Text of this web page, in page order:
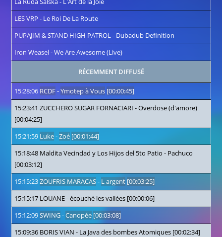
LES VRP - Le Roi De La Route
PUPAJIM & STAND HIGH PATROL- Dubadub Definition
Iron Weasel-We Are Awesome (Live)
RÉCEMMENT DIFFUSÉ
15:28:06 RCDF-Ymotep à Vous [00:00:45]
15:23:41 ZUCCHERO SUGAR FORNACIARI -Overdose (d'amore)
[00:04:25]
15:21:59 Luke-Zoé [00:01:44]
15:18:48 Maldita Vecindad y Los Hijos del 5to Patio - Pachuco
[00:03:12]
15:15:23ZOUFRIS MARACAS- L argent [00:03:25]
15:15:17 LOUANE-écouché les vallées [00:00:06]
15:12:09SWING-Canopée [00:03:08]
15:09:36 BORIS VIAN - La Java des bombes Atomiques [00:02:34]